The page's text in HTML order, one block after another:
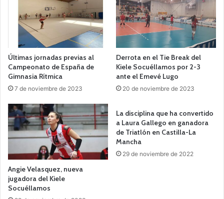
Últimas jornadas previas al
Campeonato de España de
Gimnasia Rítmica
7 de noviembre de 2023
Derrota en el Tie Break del
Kiele Socuéllamos por 2-3
ante el Emevé Lugo
20 de noviembre de 2023
Angie Velasquez, nueva
jugadora del Kiele
Socuéllamos
La disciplina que ha convertido
a Laura Gallego en ganadora
de Triatlón en Castilla-La
Mancha
29 de noviembre de 2022